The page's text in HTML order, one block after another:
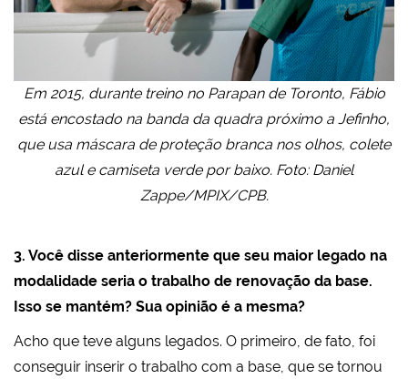
Em 2015, durante treino no Parapan de Toronto, Fábio
está encostado na banda da quadra próximo a Jefinho,
que usa máscara de proteção branca nos olhos, colete
azul e camiseta verde por baixo. Foto: Daniel
Zappe/MPIX/CPB.
3. Você disse anteriormente que seu maior legado na
modalidade seria o trabalho de renovação da base.
Isso se mantém? Sua opinião é a mesma?
Acho que teve alguns legados. O primeiro, de fato, foi
conseguir inserir o trabalho com a base, que se tornou